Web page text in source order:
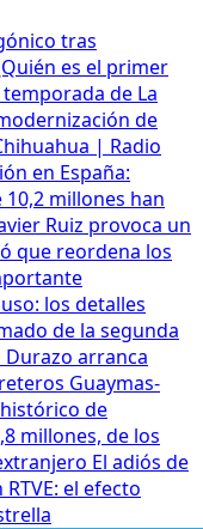
tras
es el primer
de La
de
| Radio
en España:
millones han
Ruiz provoca un
que reordena los
los detalles
de la segunda
Durazo arranca
Guaymas-
de
millones, de los
El adiós de
el efecto